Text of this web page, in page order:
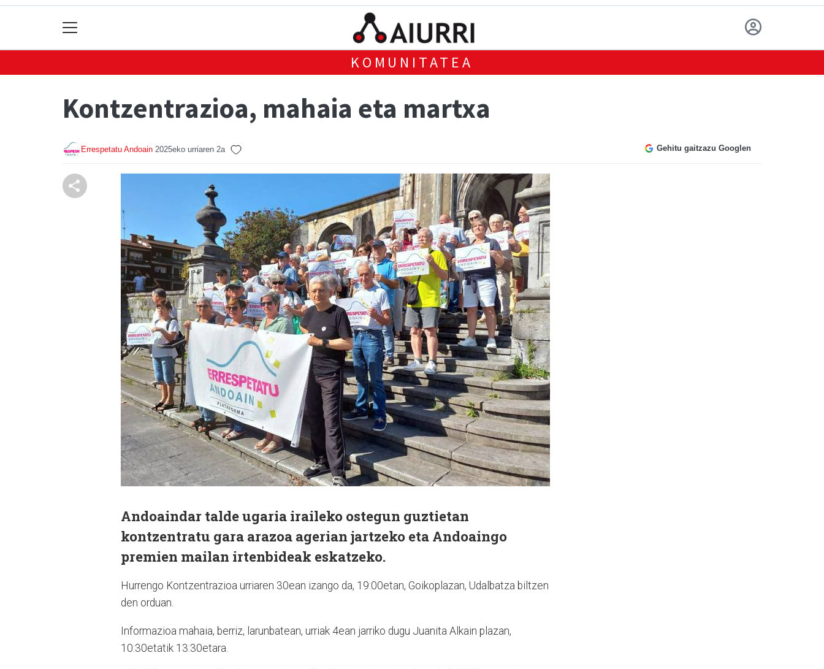
KOMUNITATEA
Kontzentrazioa, mahaia eta martxa
Errespetatu Andoain 2025eko urriaren 2a Gehitu gaitzazu Googlen
Andoaindar talde ugaria iraileko ostegun guztietan
kontzentratu gara arazoa agerian jartzeko eta Andoaingo
premien mailan irtenbideak eskatzeko.
Hurrengo Kontzentrazioa urriaren 30ean izango da, 19:00etan, Goikoplazan, Udalbatza biltzen
den orduan.
Informazioa mahaia, berriz, larunbatean, urriak 4ean jarriko dugu Juanita Alkain plazan,
10:30etatik 13:30etara.